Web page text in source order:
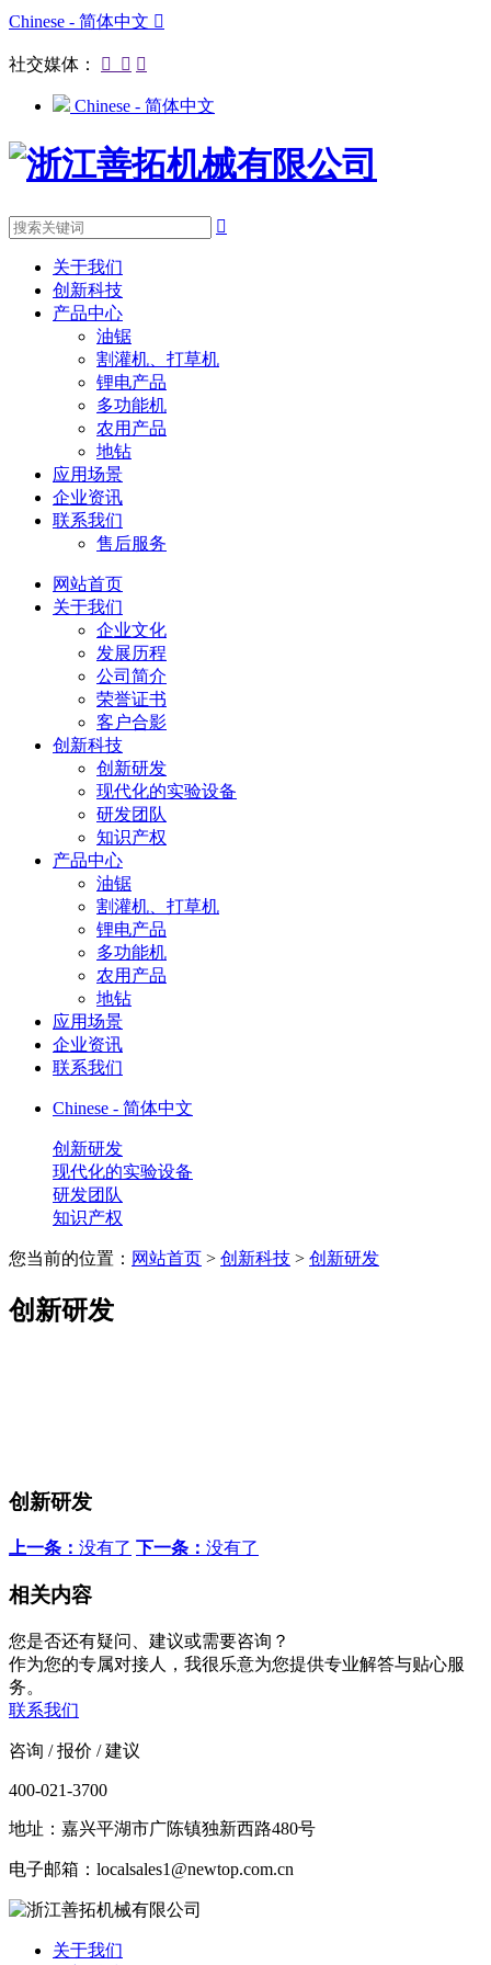
Chinese - 简体中文 
社交媒体：   
Chinese - 简体中文

关于我们
创新科技
产品中心
油锯
割灌机、打草机
锂电产品
多功能机
农用产品
地钻
应用场景
企业资讯
联系我们
售后服务
网站首页
关于我们
企业文化
发展历程
公司简介
荣誉证书
客户合影
创新科技
创新研发
现代化的实验设备
研发团队
知识产权
产品中心
油锯
割灌机、打草机
锂电产品
多功能机
农用产品
地钻
应用场景
企业资讯
联系我们
Chinese - 简体中文
创新研发
现代化的实验设备
研发团队
知识产权
您当前的位置： 网站首页 > 创新科技 > 创新研发
创新研发
创新研发
上一条： 没有了 下一条： 没有了
相关内容
您是否还有疑问、建议或需要咨询？
作为您的专属对接人，我很乐意为您提供专业解答与贴心服
务。
联系我们
咨询 / 报价 / 建议
400-021-3700
地址：嘉兴平湖市广陈镇独新西路480号
电子邮箱：localsales1@newtop.com.cn
关于我们